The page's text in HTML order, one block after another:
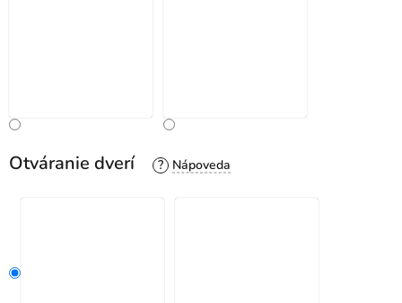
Otváranie dverí ?